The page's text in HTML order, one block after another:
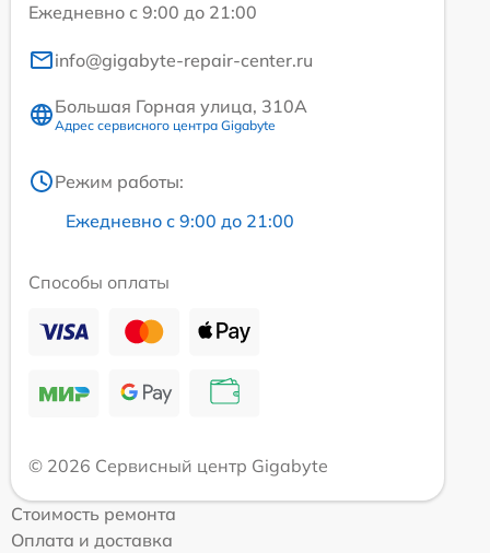
Ежедневно с 9:00 до 21:00
info@gigabyte-repair-center.ru
Большая Горная улица, 310А
Адрес сервисного центра Gigabyte
Режим работы:
Ежедневно с 9:00 до 21:00
Способы оплаты
© 2026 Сервисный центр Gigabyte
Стоимость ремонта
Оплата и доставка